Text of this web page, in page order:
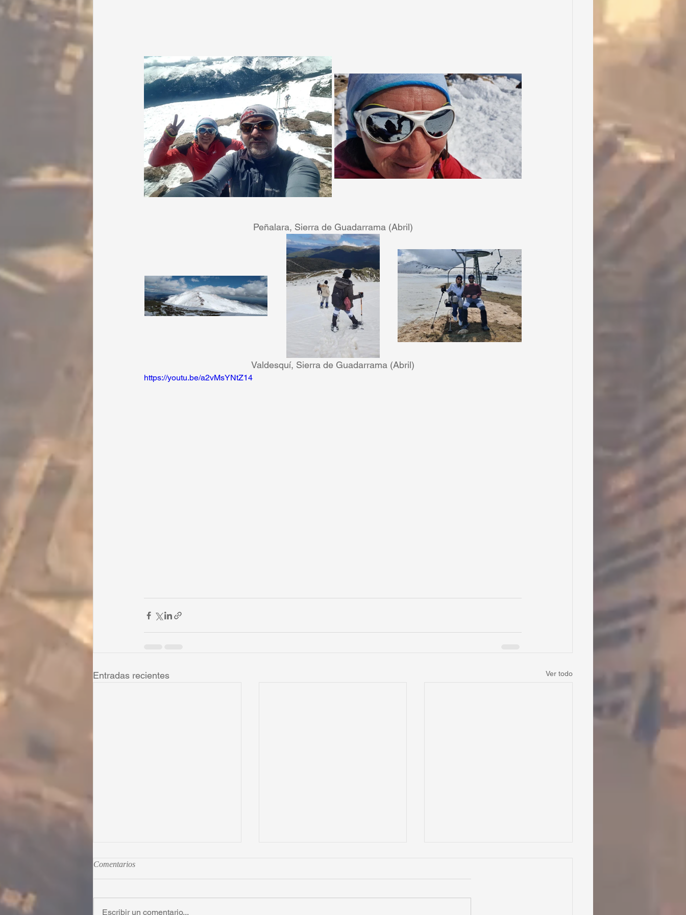
Peñalara, Sierra de Guadarrama (Abril)
Valdesquí, Sierra de Guadarrama (Abril)
https://youtu.be/a2vMsYNtZ14
Entradas recientes Ver todo
Comentarios
Escribir un comentario...